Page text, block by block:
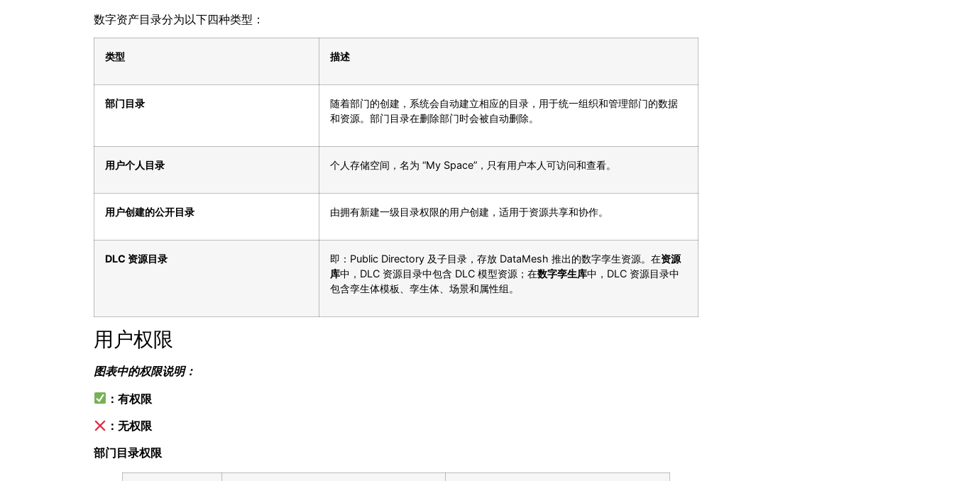
数字资产目录分为以下四种类型：
类型 描述
部门目录
随着部门的创建，系统会自动建立相应的目录，用于统一组织和管理部门的数据
和资源。部门目录在删除部门时会被自动删除。
用户个人目录 个人存储空间，名为 “My Space”，只有用户本人可访问和查看。
用户创建的公开目录 由拥有新建一级目录权限的用户创建，适用于资源共享和协作。
DLC 资源目录 即：Public Directory 及子目录，存放 DataMesh 推出的数字孪生资源。在资源
库中，DLC 资源目录中包含 DLC 模型资源；在数字孪生库中，DLC 资源目录中
包含孪生体模板、孪生体、场景和属性组。
用户权限
图表中的权限说明：
：有权限
：无权限
部门目录权限